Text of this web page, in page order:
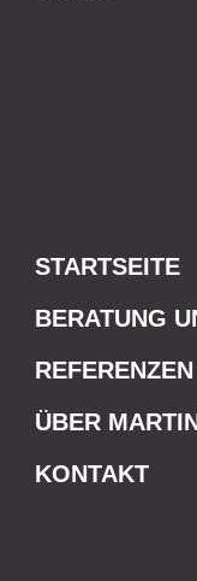
STARTSEITE
BERATUNG
REFERENZEN
ÜBER
KONTAKT